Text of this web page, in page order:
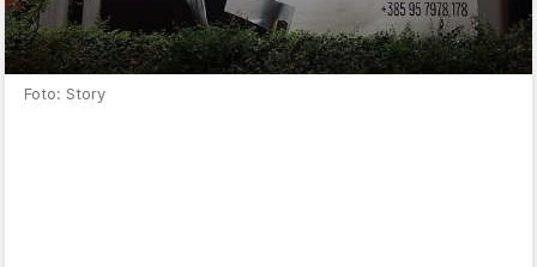
Foto: Story